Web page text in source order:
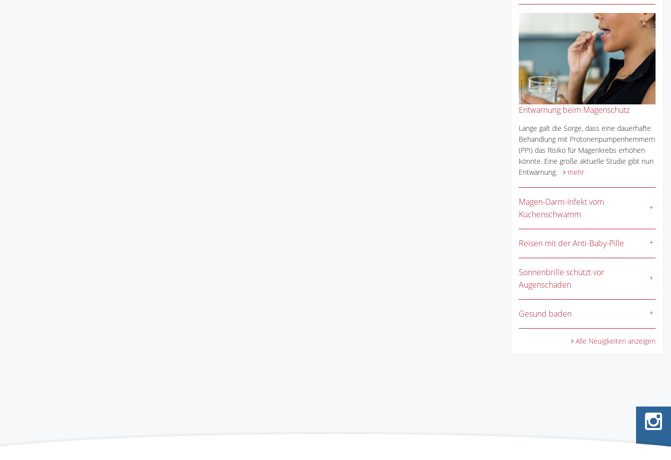
Entwarnung beim Magenschutz
Lange galt die Sorge, dass eine dauerhafte
Behandlung mit Protonenpumpenhemmern
(PPI) das Risiko für Magenkrebs erhöhen
könnte. Eine große aktuelle Studie gibt nun
Entwarnung.
mehr
Magen-Darm-Infekt vom
Küchenschwamm
Reisen mit der Anti-Baby-Pille
Sonnenbrille schützt vor
Augenschäden
Gesund baden
Alle Neuigkeiten anzeigen